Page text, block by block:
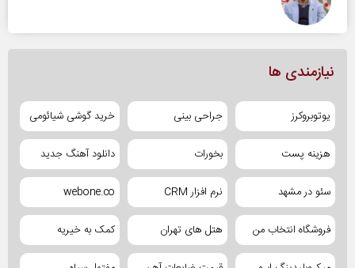
نیازمندی ها
یوتوبروکرز جراحی بینی خرید گوشی شیائومی
هزینه پست بخورات دانلود آهنگ جدید
سئو در مشهد نرم افزار CRM webone.co
فروشگاه انتخاب من هتل های تهران کمک به خیریه